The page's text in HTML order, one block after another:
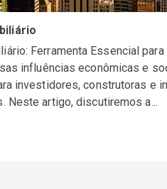
Ferramenta Essencial
influências econômicas e
investidores, construtoras e
Neste artigo, discutiremos a...